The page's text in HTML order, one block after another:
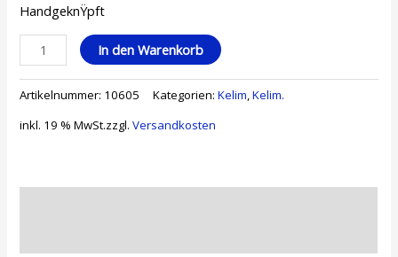
HandgeknŸpft
In den Warenkorb
Artikelnummer: 10605 Kategorien:Kelim,Kelim.
inkl. 19 % MwSt.zzgl.Versandkosten